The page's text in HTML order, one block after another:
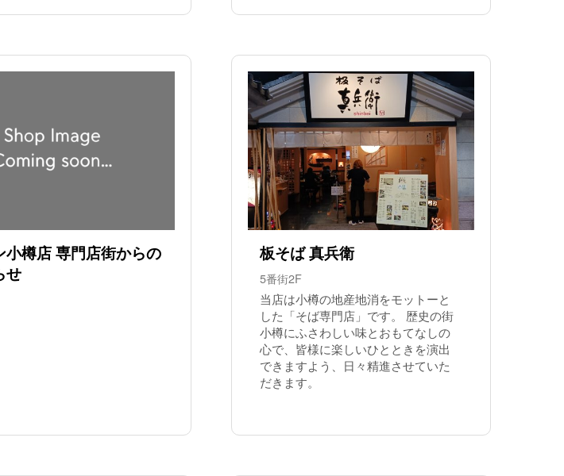
小樽店 専門店街からの
せ
板そば 真兵衛
5番街2F
当店は小樽の地産地消をモットーと
した「そば専門店」です。 歴史の街
小樽にふさわしい味とおもてなしの
心で、皆様に楽しいひとときを演出
できますよう、日々精進させていた
だきます。